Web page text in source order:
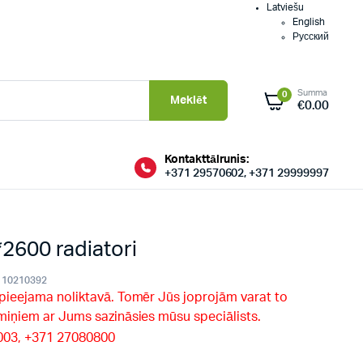
Latviešu
English
Русский
Meklēt 0 Summa
€0.00
Kontakttālrunis:
+371 29570602, +371 29999997
radiatori
10210392
noliktavā. Tomēr Jūs joprojām varat to
ar Jums sazināsies mūsu speciālists.
+371 27080800